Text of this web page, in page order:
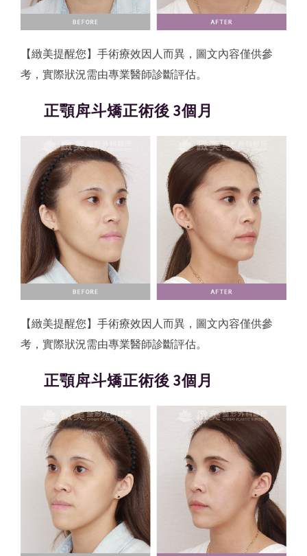
【緻美提醒您】手術療效因人而異，圖文內容僅供參
考，實際狀況需由專業醫師診斷評估。
正顎戽斗矯正術後 3個月
【緻美提醒您】手術療效因人而異，圖文內容僅供參
考，實際狀況需由專業醫師診斷評估。
正顎戽斗矯正術後 3個月